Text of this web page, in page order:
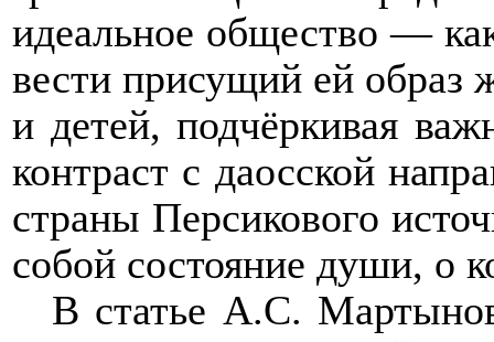
идеальное общество —
вести присущий ей
и детей, подчёркивая
контраст с даосской
страны Персикового
собой состояние души, о
В статье А.С.